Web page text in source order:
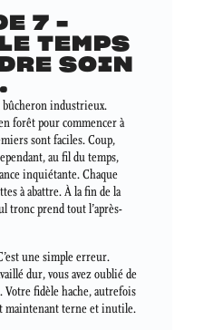
7 –
TEMPS
SOIN
bûcheron industrieux.
forêt pour commencer à
sont faciles. Coup,
au fil du temps,
inquiétante. Chaque
à abattre. À la fin de la
tronc prend tout l’après-
une simple erreur.
dur, vous avez oublié de
Votre fidèle hache, autrefois
maintenant terne et inutile.